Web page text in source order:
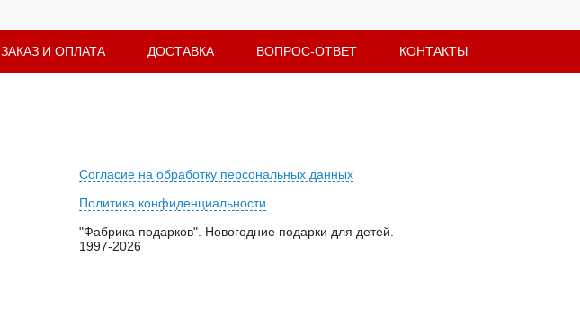
ЗАКАЗ И ОПЛАТА ДОСТАВКА ВОПРОС-ОТВЕТ КОНТАКТЫ
Согласие на обработку персональных данных
Политика конфиденциальности
"Фабрика подарков". Новогодние подарки для детей.
1997-2026